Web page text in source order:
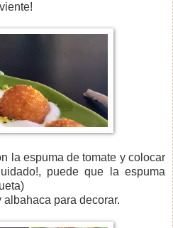
la espuma de tomate y colocar
puede que la espuma
para decorar.